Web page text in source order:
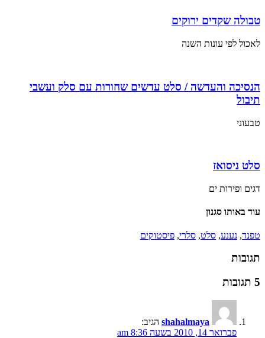
טבולה שקדים ירוקים
לאכול לפי עונות השנה
הנסיכה והעדשה / סלט עדשים שחורות עם סלק ועשבי
תיבול
טבעוני
סלט ניסואז
דגים ופירות ים
עוד באותו סגנון
טפנד, נענע, סלט, סלרי, פיסטוקים
תגובות
5 תגובות
shahalmaya הגיב:
פברואר 14, 2010 בשעה 8:36 am